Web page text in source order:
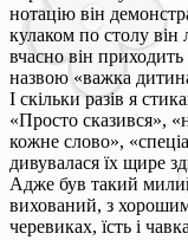
нотацію він
кулаком по столу
вчасно він приходить
назвою «важка
І скільки разів я
«Просто сказився»,
кожне слово»,
дивувалася їх щире
Адже був такий
вихований, з
черевиках, їсть і